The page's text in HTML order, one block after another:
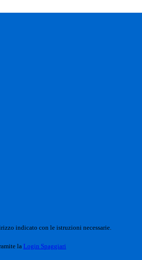
indicato con le istruzioni necessarie.
la Login Spaggiari